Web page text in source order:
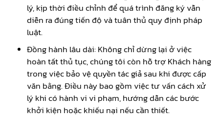
lý, kịp thời điều chỉnh để quá trình đăng ký vẫn
diễn ra đúng tiến độ và tuân thủ quy định pháp
luật.
Đồng hành lâu dài: Không chỉ dừng lại ở việc
hoàn tất thủ tục, chúng tôi còn hỗ trợ Khách hàng
trong việc bảo vệ quyền tác giả sau khi được cấp
văn bằng. Điều này bao gồm việc tư vấn cách xử
lý khi có hành vi vi phạm, hướng dẫn các bước
khởi kiện hoặc khiếu nại nếu cần thiết.